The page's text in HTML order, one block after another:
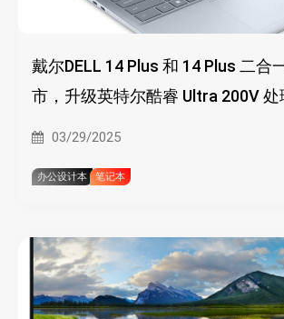
戴尔DELL 14 Plus 和 14 Plus 二合
市，升级英特尔酷睿 Ultra 200V 处
扩展
03/29/2025
办公设计本 笔记本